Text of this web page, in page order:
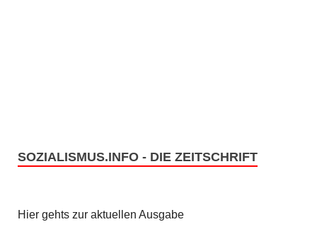
SOZIALISMUS.INFO - DIE ZEITSCHRIFT
Hier gehts zur aktuellen Ausgabe